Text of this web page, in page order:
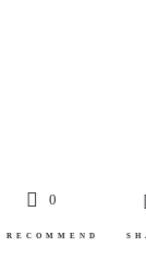
0
RECOMMEND